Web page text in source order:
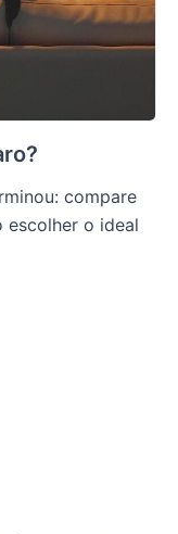
compare
escolher o ideal